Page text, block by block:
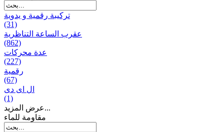
تركيبة رقمية و يدوية
(31)
عقرب الساعة التناظرية
(862)
عدة محركات
(227)
رقمية
(67)
ال ای دی
(1)
عرض المزيد...
مقاومة للماء